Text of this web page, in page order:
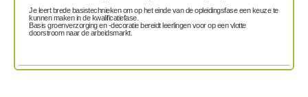
Je leert brede basistechnieken om op het einde van de opleidingsfase een keuze te
kunnen maken in de kwalificatiefase.
Basis groenverzorging en -decoratie bereidt leerlingen voor op een vlotte
doorstroom naar de arbeidsmarkt.